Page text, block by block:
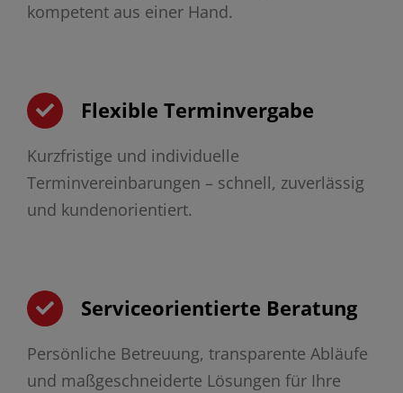
kompetent aus einer Hand.
Flexible Terminvergabe
Kurzfristige und individuelle
Terminvereinbarungen – schnell, zuverlässig
und kundenorientiert.
Serviceorientierte Beratung
Persönliche Betreuung, transparente Abläufe
und maßgeschneiderte Lösungen für Ihre